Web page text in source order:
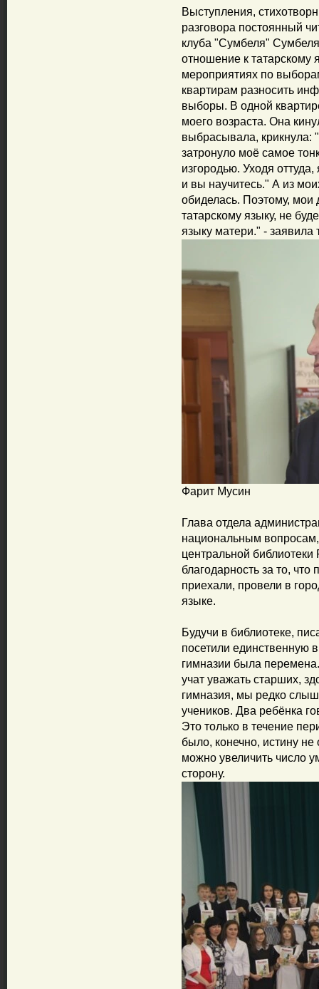
Выступления,
разговора постоянный
клуба "Сумбеля"
отношение к татарскому
мероприятиях по
квартирам разносить
выборы. В одной
моего возраста. Она
выбрасывала, крикнула:
затронуло моё самое
изгородью. Уходя
и вы научитесь." А из
обиделась. Поэтому, мои
татарскому языку, не
языку матери." - заявила
Фарит Мусин
Глава отдела
национальным
центральной
благодарность за то,
приехали, провели в
языке.
Будучи в библиотеке,
посетили единственную
гимназии была
учат уважать старших,
гимназия, мы редко
учеников. Два ребёнка
Это только в течение
было, конечно, истину
можно увеличить число
сторону.